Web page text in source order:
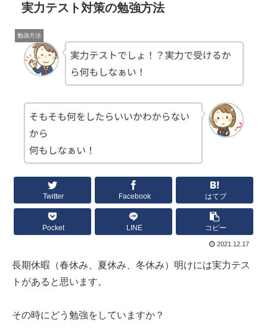
実力テスト対策の勉強方法
勉強方法
Twitter Facebook はてブ
Pocket LINE コピー
2021.12.17
長期休暇（春休み、夏休み、冬休み）明けには実力テス
トがあると思います。
その時にどう勉強をしていますか？